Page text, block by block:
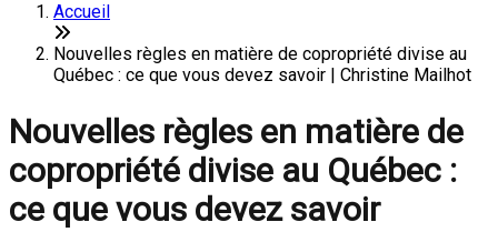
Accueil
Nouvelles règles en matière de copropriété divise au
Québec : ce que vous devez savoir | Christine Mailhot
Nouvelles règles en matière de
copropriété divise au Québec :
ce que vous devez savoir